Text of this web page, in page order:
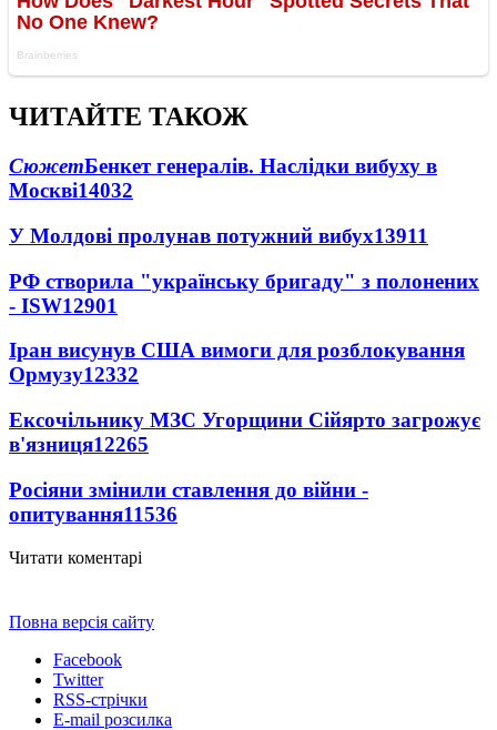
ЧИТАЙТЕ ТАКОЖ
СюжетБенкет генералів. Наслідки вибуху в
Москві14032
У Молдові пролунав потужний вибух13911
РФ створила "українську бригаду" з полонених
- ISW12901
Іран висунув США вимоги для розблокування
Ормузу12332
Ексочільнику МЗС Угорщини Сійярто загрожує
в'язниця12265
Росіяни змінили ставлення до війни -
опитування11536
Читати коментарі
Повна версія сайту
Facebook
Twitter
RSS-стрічки
E-mail розсилка